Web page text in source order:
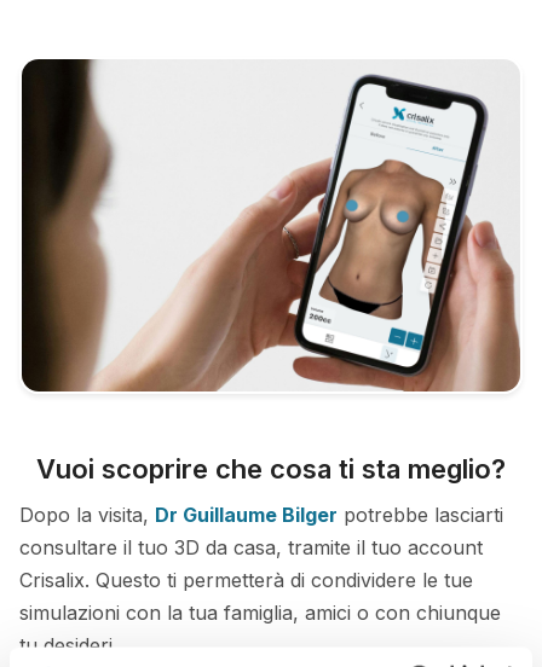
Vuoi scoprire che cosa ti sta meglio?
Dopo la visita, Dr Guillaume Bilger potrebbe lasciarti
consultare il tuo 3D da casa, tramite il tuo account
Crisalix. Questo ti permetterà di condividere le tue
simulazioni con la tua famiglia, amici o con chiunque
tu desideri.